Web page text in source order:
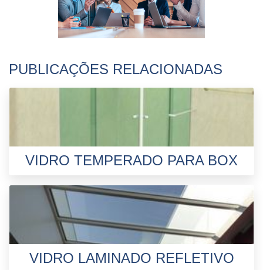
PUBLICAÇÕES RELACIONADAS
VIDRO TEMPERADO PARA BOX
VIDRO LAMINADO REFLETIVO